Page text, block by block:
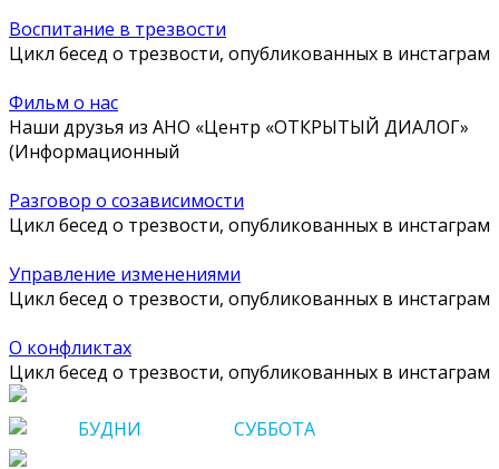
Воспитание в трезвости
Цикл бесед о трезвости, опубликованных в инстаграм
Фильм о нас
Наши друзья из АНО «Центр «ОТКРЫТЫЙ ДИАЛОГ»
(Информационный
Разговор о созависимости
Цикл бесед о трезвости, опубликованных в инстаграм
Управление изменениями
Цикл бесед о трезвости, опубликованных в инстаграм
О конфликтах
Цикл бесед о трезвости, опубликованных в инстаграм
БУДНИ
СУББОТА